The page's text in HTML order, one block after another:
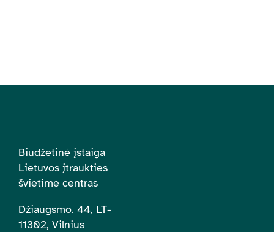
Biudžetinė įstaiga
Lietuvos įtraukties
švietime centras
Džiaugsmo. 44, LT-
11302, Vilnius